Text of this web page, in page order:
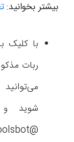
بیشتر بخوانید:
با کلیک
ربات
می‌توانید
شوید